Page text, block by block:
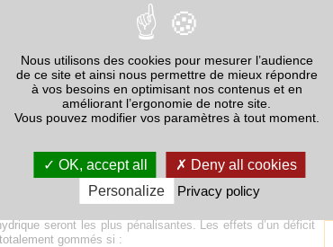
du rendement dépend de la période à laquelle le déficit
indirects (azote) plus importants : régression de talles
d’épis et de la fertilité épi (nombre de grains/épi).
de grains/épi.
(PMG).
du début de la montaison, mais c’est à partir du stade
seront les plus pénalisantes. Les effets d’un déficit
gommés si :
Nous utilisons des cookies pour mesurer l’audience
de ce site et ainsi nous permettre de mieux répondre
à vos besoins en optimisant nos contenus et en
améliorant l’ergonomie de notre site.
Vous pouvez modifier vos paramètres à tout moment.
OK, accept all
Deny all cookies
Personalize
Privacy policy